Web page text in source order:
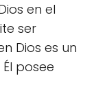
en el
ser
Dios es un
posee